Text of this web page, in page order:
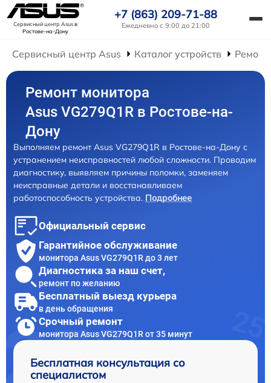
Сервисный центр Asusв
Ростове-на-Дону
+7 (863) 209-71-88
Ежедневно с 9:00 до 21:00
Сервисный центр Asus Каталог устройств
Ремонт монитора
Asus VG279Q1R в Ростове-на-
Дону
Выполняем ремонт Asus VG279Q1R в Ростове-на-Дону с
устранением неисправностей любой сложности. Проводим
диагностику, выявляем причины поломки, заменяем
неисправные детали и восстанавливаем
работоспособность устройства. Подробнее
Официальный сервис
Гарантийное обслуживание
монитора Asus VG279Q1R до 3 лет
Диагностика за наш счет,
ремонт по желанию
Бесплатный выезд курьера
в день обращения
Срочный ремонт
монитора Asus VG279Q1R от 35 минут
Бесплатная консультация со
специалистом